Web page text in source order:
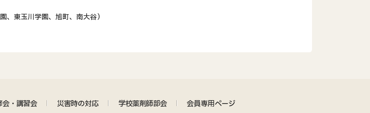
東玉川学園、旭町、南大谷）
会・講習会 災害時の対応 学校薬剤師部会 会員専用ページ